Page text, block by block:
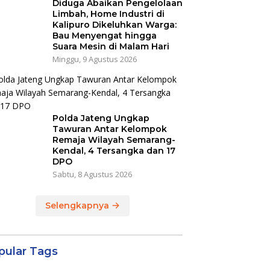
Diduga Abaikan Pengelolaan
Limbah, Home Industri di
Kalipuro Dikeluhkan Warga:
Bau Menyengat hingga
Suara Mesin di Malam Hari
Minggu, 9 Agustus 2026
Polda Jateng Ungkap
Tawuran Antar Kelompok
Remaja Wilayah Semarang-
Kendal, 4 Tersangka dan 17
DPO
Sabtu, 8 Agustus 2026
Selengkapnya
Tags